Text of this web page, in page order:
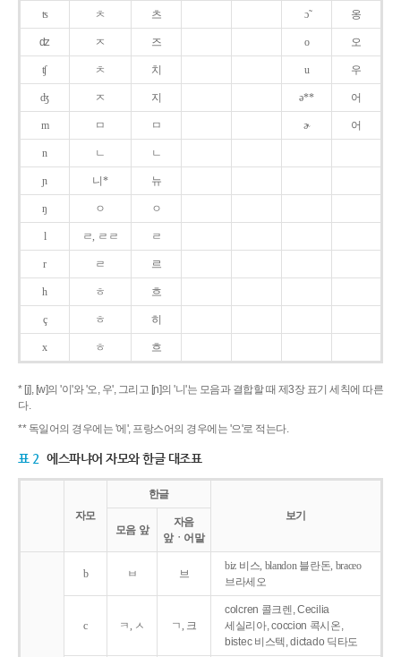
ʦ ㅊ 츠 ɔ̃ 옹
ʣ ㅈ 즈 o 오
ʧ ㅊ 치 u 우
ʤ ㅈ 지 ə** 어
m ㅁ ㅁ ɚ 어
n ㄴ ㄴ
ɲ 니* 뉴
ŋ ㅇ ㅇ
l ㄹ, ㄹㄹ ㄹ
r ㄹ 르
h ㅎ 흐
ç ㅎ 히
x ㅎ 흐
* [j], [w]의 '이'와 '오, 우', 그리고 [ɲ]의 '니'는 모음과 결합할 때 제3장 표기 세칙에 따른
다.
** 독일어의 경우에는 '에', 프랑스어의 경우에는 '으'로 적는다.
표 2 에스파냐어 자모와 한글 대조표
자모
한글
보기
모음 앞
자음
앞ㆍ어말
b ㅂ 브
biz 비스, blandon 블란돈, braceo
브라세오
c ㅋ, ㅅ ㄱ, 크
colcren 콜크렌, Cecilia
세실리아, coccion 콕시온,
bistec 비스텍, dictado 딕타도